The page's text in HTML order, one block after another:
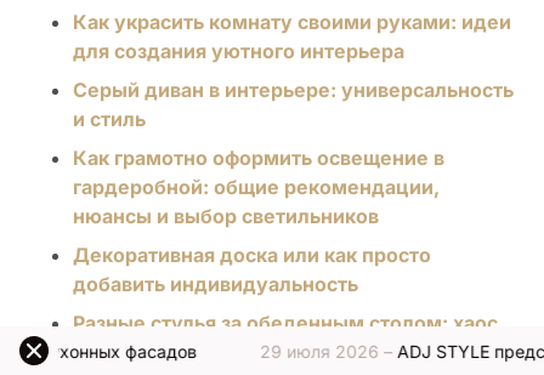
Как украсить комнату своими руками: идеи
для создания уютного интерьера
Серый диван в интерьере: универсальность
и стиль
Как грамотно оформить освещение в
гардеробной: общие рекомендации,
нюансы и выбор светильников
Декоративная доска или как просто
добавить индивидуальность
Разные стулья за обеденным столом: хаос
или современный тренд
29 июля 2026 – ADJ STYLE представляет новую